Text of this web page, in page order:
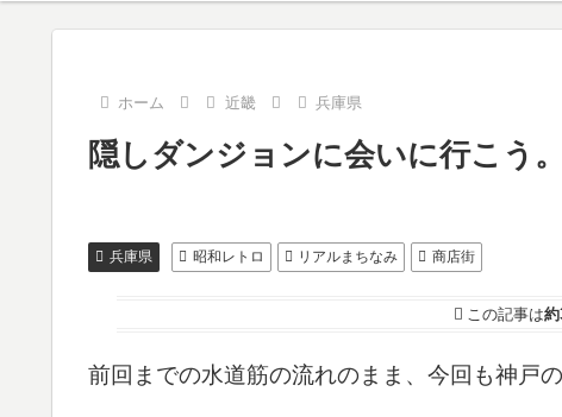
ホーム 近畿 兵庫県
隠しダンジョンに会いに行こう
兵庫県 昭和レトロ リアルまちなみ 商店街
この記事は
前回までの水道筋の流れのまま、今回も神戸の